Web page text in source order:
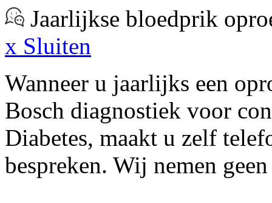
Jaarlijkse bloedprik
x Sluiten
Wanneer u jaarlijks een
Bosch diagnostiek voor
Diabetes, maakt u zelf
bespreken. Wij nemen